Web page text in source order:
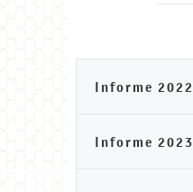
Informe 2022
Informe 2023